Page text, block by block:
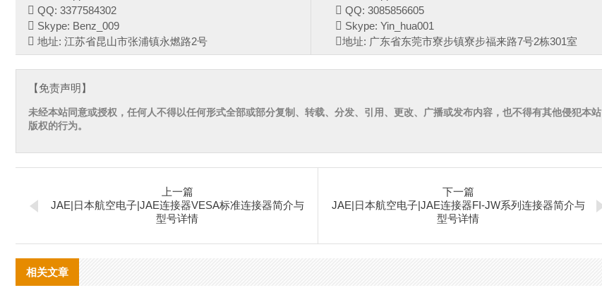
QQ: 3377584302
Skype: Benz_009
地址: 江苏省昆山市张浦镇永燃路2号
QQ: 3085856605
Skype: Yin_hua001
地址: 广东省东莞市寮步镇寮步福来路7号2栋301室
【免责声明】
未经本站同意或授权，任何人不得以任何形式全部或部分复制、转载、分发、引用、更改、广播或发布内容，也不得有其他侵犯本站
版权的行为。
上一篇
JAE|日本航空电子|JAE连接器VESA标准连接器简介与
型号详情
下一篇
JAE|日本航空电子|JAE连接器FI-JW系列连接器简介与
型号详情
相关文章